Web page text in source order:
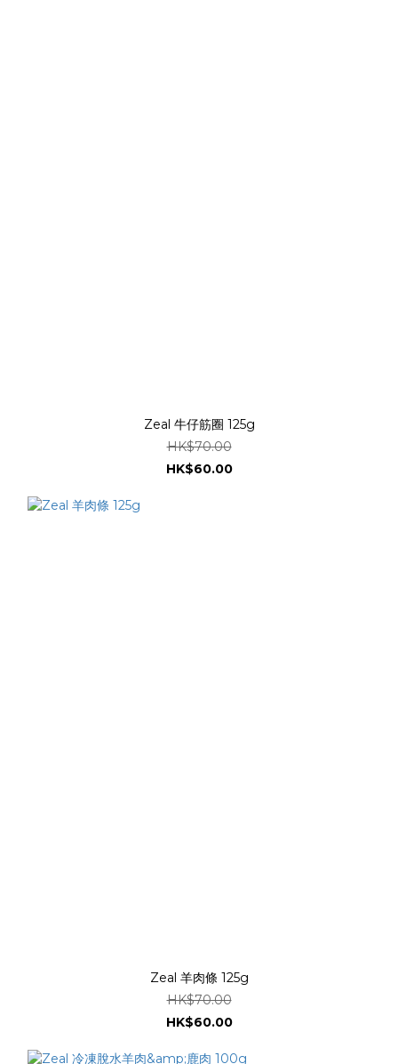
Zeal 牛仔筋圈 125g
HK$70.00
HK$60.00
Zeal 羊肉條 125g
HK$70.00
HK$60.00